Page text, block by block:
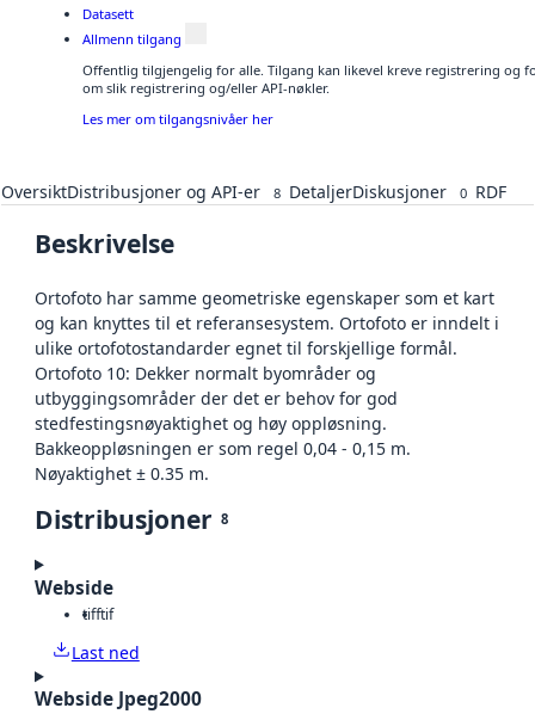
Datasett
Allmenn tilgang
Offentlig tilgjengelig for alle. Tilgang kan likevel kreve registrering og
om slik registrering og/eller API-nøkler.
Les mer om tilgangsnivåer her
OversiktDistribusjoner og API-er 8 DetaljerDiskusjoner 0 RDF
Beskrivelse
Ortofoto har samme geometriske egenskaper som et kart
og kan knyttes til et referansesystem. Ortofoto er inndelt i
ulike ortofotostandarder egnet til forskjellige formål.
Ortofoto 10: Dekker normalt byområder og
utbyggingsområder der det er behov for god
stedfestingsnøyaktighet og høy oppløsning.
Bakkeoppløsningen er som regel 0,04 - 0,15 m.
Nøyaktighet ± 0.35 m.
Distribusjoner 8
Webside
tifftif
Last ned
Webside Jpeg2000